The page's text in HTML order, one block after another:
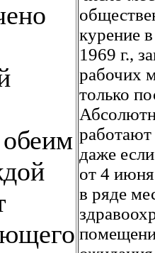
курение
1969 г.,
рабочих
только
даже
от 4 июня
в ряде